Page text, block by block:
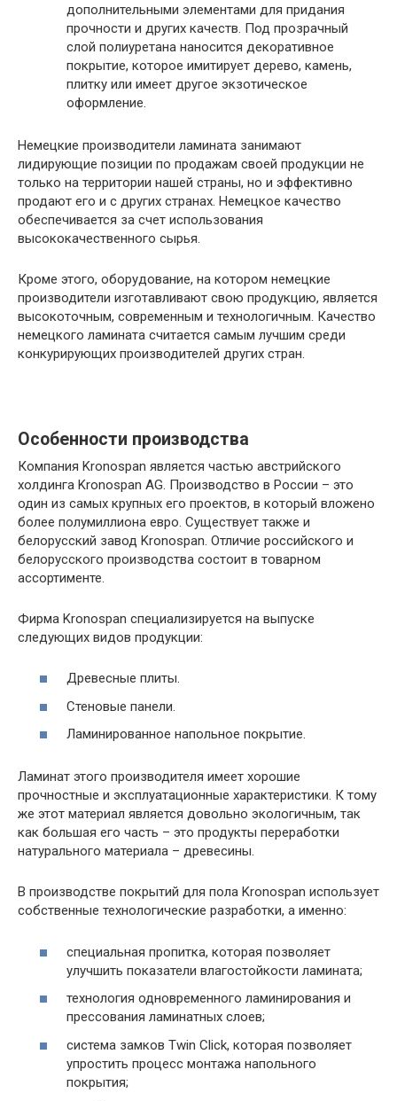
дополнительными элементами для придания
прочности и других качеств. Под прозрачный
слой полиуретана наносится декоративное
покрытие, которое имитирует дерево, камень,
плитку или имеет другое экзотическое
оформление.
Немецкие производители ламината занимают
лидирующие позиции по продажам своей продукции не
только на территории нашей страны, но и эффективно
продают его и с других странах. Немецкое качество
обеспечивается за счет использования
высококачественного сырья.
Кроме этого, оборудование, на котором немецкие
производители изготавливают свою продукцию, является
высокоточным, современным и технологичным. Качество
немецкого ламината считается самым лучшим среди
конкурирующих производителей других стран.
Особенности производства
Компания Kronospan является частью австрийского
холдинга Kronospan AG. Производство в России – это
один из самых крупных его проектов, в который вложено
более полумиллиона евро. Существует также и
белорусский завод Kronospan. Отличие российского и
белорусского производства состоит в товарном
ассортименте.
Фирма Kronospan специализируется на выпуске
следующих видов продукции:
Древесные плиты.
Стеновые панели.
Ламинированное напольное покрытие.
Ламинат этого производителя имеет хорошие
прочностные и эксплуатационные характеристики. К тому
же этот материал является довольно экологичным, так
как большая его часть – это продукты переработки
натурального материала – древесины.
В производстве покрытий для пола Kronospan использует
собственные технологические разработки, а именно:
специальная пропитка, которая позволяет
улучшить показатели влагостойкости ламината;
технология одновременного ламинирования и
прессования ламинатных слоев;
система замков Twin Click, которая позволяет
упростить процесс монтажа напольного
покрытия;